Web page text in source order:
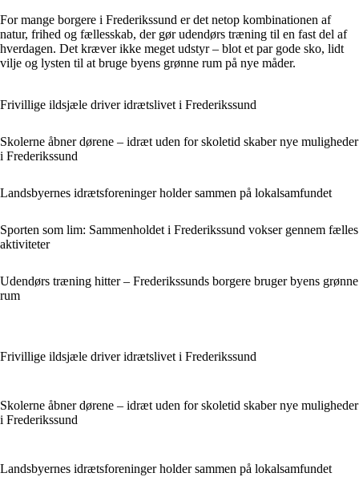
For mange borgere i Frederikssund er det netop kombinationen af
natur, frihed og fællesskab, der gør udendørs træning til en fast del af
hverdagen. Det kræver ikke meget udstyr – blot et par gode sko, lidt
vilje og lysten til at bruge byens grønne rum på nye måder.
Frivillige ildsjæle driver idrætslivet i Frederikssund
Skolerne åbner dørene – idræt uden for skoletid skaber nye muligheder
i Frederikssund
Landsbyernes idrætsforeninger holder sammen på lokalsamfundet
Sporten som lim: Sammenholdet i Frederikssund vokser gennem fælles
aktiviteter
Udendørs træning hitter – Frederikssunds borgere bruger byens grønne
rum
Frivillige ildsjæle driver idrætslivet i Frederikssund
Skolerne åbner dørene – idræt uden for skoletid skaber nye muligheder
i Frederikssund
Landsbyernes idrætsforeninger holder sammen på lokalsamfundet